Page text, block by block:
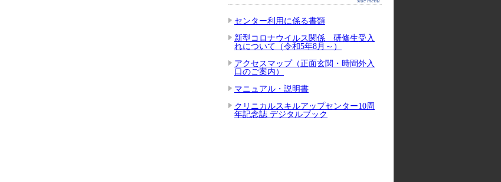
センター利用に係る書類
新型コロナウイルス関係 研修生受入
れについて（令和5年8月～）
アクセスマップ（正面玄関・時間外入
口のご案内）
マニュアル・説明書
クリニカルスキルアップセンター10周
年記念誌 デジタルブック